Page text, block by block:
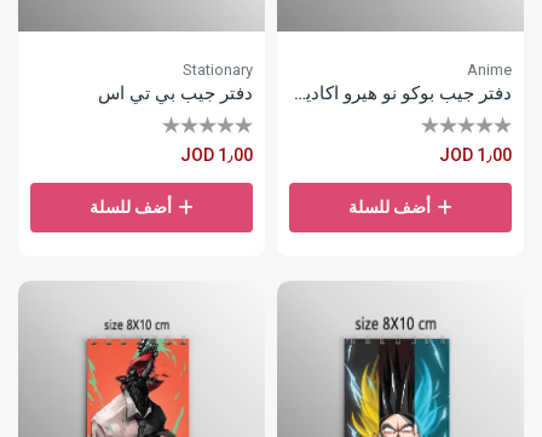
Anime
دفتر جيب بوكو نو هيرو اكاديمي
JOD 1٫00
أضف للسلة
Stationary
دفتر جيب بي تي اس
JOD 1٫00
أضف للسلة